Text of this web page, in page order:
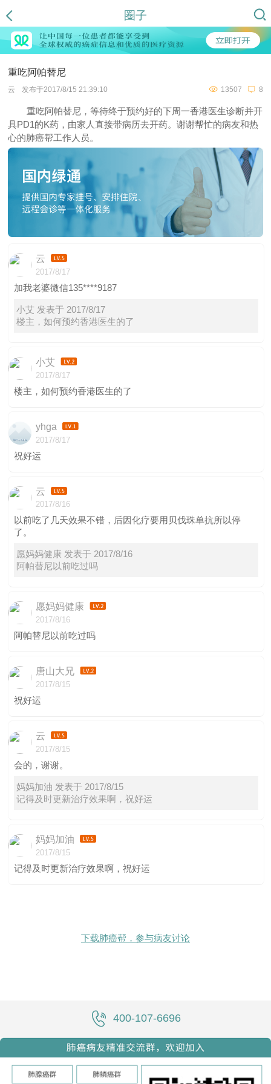
圈子
重吃阿帕替尼
云 发布于2017/8/15 21:39:10 8
13507
重吃阿帕替尼，等待终于预约好的下周一香港医生诊断并开
具PD1的K药，由家人直接带病历去开药。谢谢帮忙的病友和热
心的肺癌帮工作人员。
云
2017/8/17
加我老婆微信135****9187
小艾 发表于 2017/8/17
楼主，如何预约香港医生的了
小艾
2017/8/17
楼主，如何预约香港医生的了
yhga
2017/8/17
祝好运
云
2017/8/16
以前吃了几天效果不错，后因化疗要用贝伐珠单抗所以停
了。
愿妈妈健康 发表于 2017/8/16
阿帕替尼以前吃过吗
愿妈妈健康
2017/8/16
阿帕替尼以前吃过吗
唐山大兄
2017/8/15
祝好运
云
2017/8/15
会的，谢谢。
妈妈加油 发表于 2017/8/15
记得及时更新治疗效果啊，祝好运
妈妈加油
2017/8/15
记得及时更新治疗效果啊，祝好运
下载肺癌帮，参与病友讨论
400-107-6696